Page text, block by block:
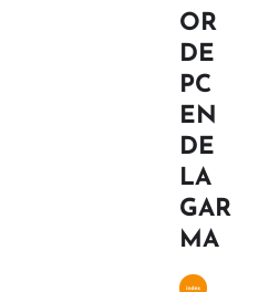
OR
DE
PC
EN
DE
LA
GAR
MA